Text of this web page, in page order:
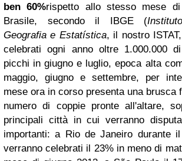
ben 60%rispetto allo stesso mese
Brasile, secondo il IBGE (
Geografia e Estatística, il nostro
celebrati ogni anno oltre 1.000.000
picchi in giugno e luglio, epoca alta
maggio, giugno e settembre, per
mese ora in corso presenta una brusca
numero di coppie pronte all'altare,
principali città in cui verranno
importanti:a Rio de Janeiro durante
verranno celebrati il 23% in meno di